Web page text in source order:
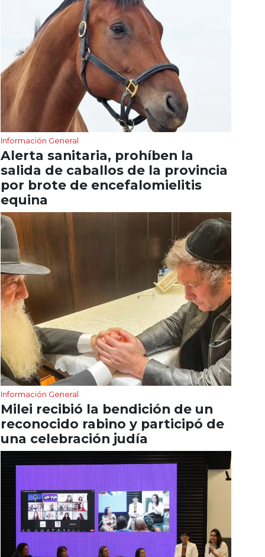
Información General
Alerta sanitaria, prohíben la
salida de caballos de la provincia
por brote de encefalomielitis
equina
Información General
Milei recibió la bendición de un
reconocido rabino y participó de
una celebración judía